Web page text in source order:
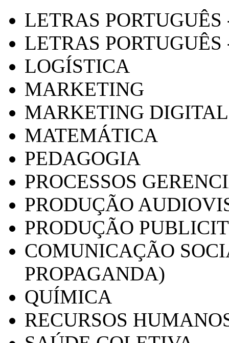
LETRAS
LETRAS PORTUGUÊS
LOGÍSTICA
MARKETING
MARKETING DIGITAL
MATEMÁTICA
PEDAGOGIA
PROCESSOS
PRODUÇÃO
PRODUÇÃO
COMUNICAÇÃO
PROPAGANDA)
QUÍMICA
RECURSOS